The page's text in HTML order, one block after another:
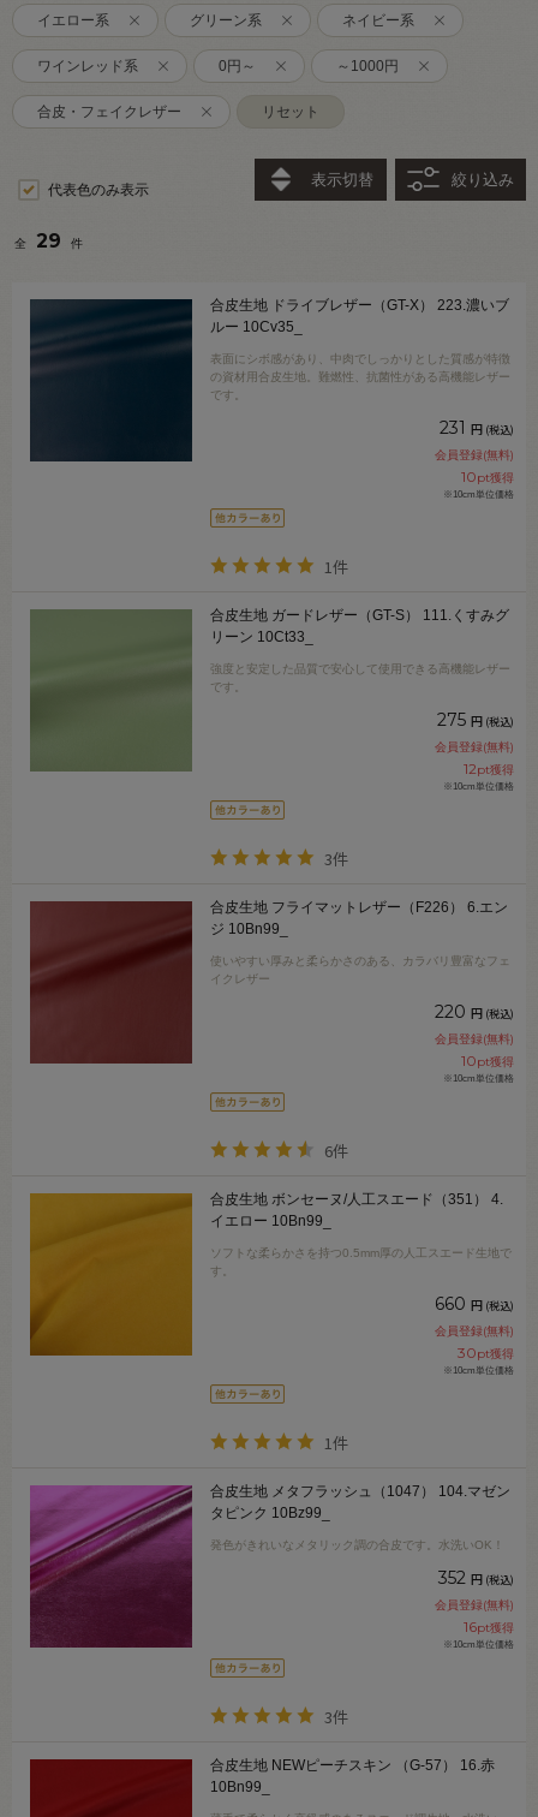
イエロー系 グリーン系 ネイビー系
ワインレッド系 0円～ ～1000円
合皮・フェイクレザー リセット
代表色のみ表示
表示切替 絞り込み
全 29 件
合皮生地 ドライブレザー（GT-X） 223.濃いブ
ルー 10Cv35_
表面にシボ感があり、中肉でしっかりとした質感が特徴
の資材用合皮生地。難燃性、抗菌性がある高機能レザー
です。
231 円 (税込)
会員登録(無料)
10pt獲得
※10cm単位価格
1件
合皮生地 ガードレザー（GT-S） 111.くすみグ
リーン 10Ct33_
強度と安定した品質で安心して使用できる高機能レザー
です。
275 円 (税込)
会員登録(無料)
12pt獲得
※10cm単位価格
3件
合皮生地 フライマットレザー（F226） 6.エン
ジ 10Bn99_
使いやすい厚みと柔らかさのある、カラバリ豊富なフェ
イクレザー
220 円 (税込)
会員登録(無料)
10pt獲得
※10cm単位価格
6件
合皮生地 ボンセーヌ/人工スエード（351） 4.
イエロー 10Bn99_
ソフトな柔らかさを持つ0.5mm厚の人工スエード生地で
す。
660 円 (税込)
会員登録(無料)
30pt獲得
※10cm単位価格
1件
合皮生地 メタフラッシュ（1047） 104.マゼン
タピンク 10Bz99_
発色がきれいなメタリック調の合皮です。水洗いOK！
352 円 (税込)
会員登録(無料)
16pt獲得
※10cm単位価格
3件
合皮生地 NEWピーチスキン （G-57） 16.赤
10Bn99_